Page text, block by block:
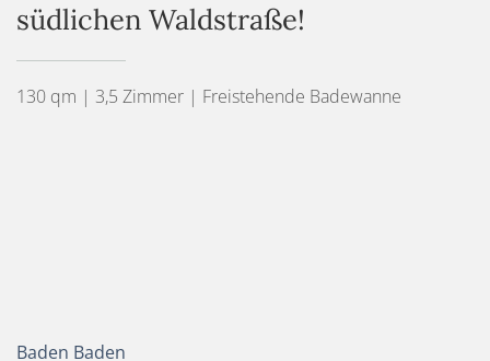
südlichen Waldstraße!
130 qm | 3,5 Zimmer | Freistehende Badewanne
Baden Baden